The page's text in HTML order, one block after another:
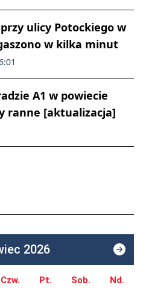
ulicy Potockiego w
w kilka minut
A1 w powiecie
ranne [aktualizacja]
2026
Czw. Pt. Sob. Nd.